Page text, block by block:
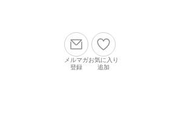
メルマガ
登録
お気に入り
追加